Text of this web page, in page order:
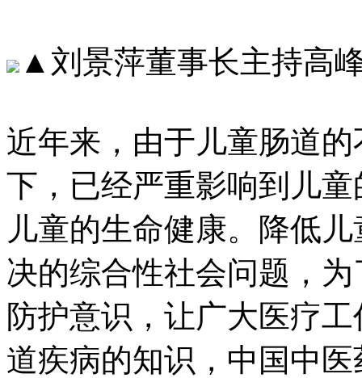
▲刘景萍董事长主持高
近年来，由于儿童肠
下，已经严重影响到儿
儿童的生命健康。降低
决的综合性社会问题
防护意识，让广大医
道疾病的知识，中国中